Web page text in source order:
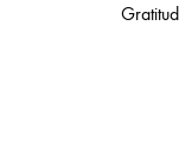
在
留